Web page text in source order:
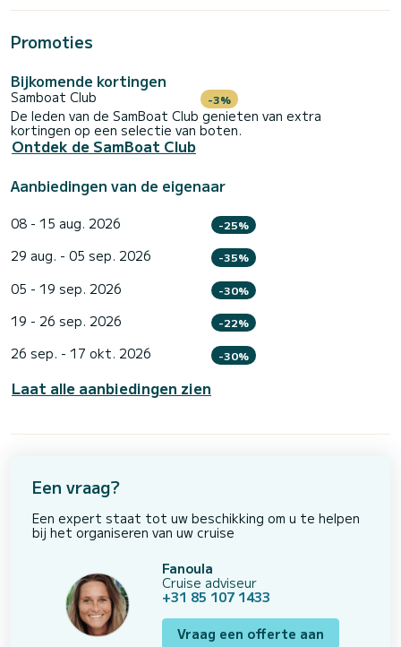
Promoties
Bijkomende kortingen
Samboat Club -3%
De leden van de SamBoat Club genieten van extra
kortingen op een selectie van boten.
Ontdek de SamBoat Club
Aanbiedingen van de eigenaar
08 - 15 aug. 2026 -25%
29 aug. - 05 sep. 2026 -35%
05 - 19 sep. 2026 -30%
19 - 26 sep. 2026 -22%
26 sep. - 17 okt. 2026 -30%
Laat alle aanbiedingen zien
Een vraag?
Een expert staat tot uw beschikking om u te helpen
bij het organiseren van uw cruise
Fanoula
Cruise adviseur
+31 85 107 1433
Vraag een offerte aan